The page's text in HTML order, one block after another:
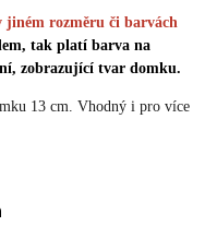
jiném rozměru či barvách
tak platí barva na
zobrazující tvar domku.
13 cm. Vhodný i pro více